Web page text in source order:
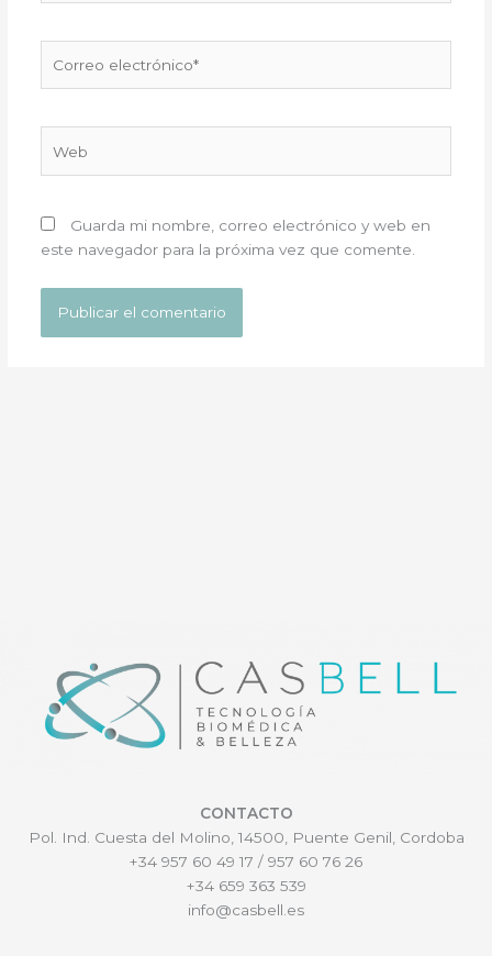
electrónico*
Guarda mi nombre, correo electrónico y web en
este navegador para la próxima vez que comente.
CONTACTO
Pol. Ind. Cuesta del Molino, 14500, Puente Genil, Cordoba
+34 957 60 49 17 / 957 60 76 26
+34 659 363 539
info@casbell.es